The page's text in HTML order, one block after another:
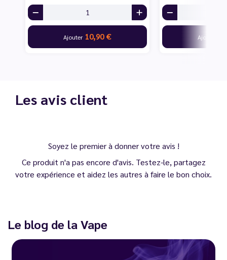
Ajouter 10,90 € Ajouter
Les avis client
Soyez le premier à donner votre avis !
Ce produit n'a pas encore d'avis. Testez-le, partagez
votre expérience et aidez les autres à faire le bon choix.
Le blog de la Vape